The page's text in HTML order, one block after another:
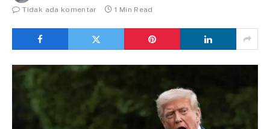
Tidak ada komentar
1 Min Read